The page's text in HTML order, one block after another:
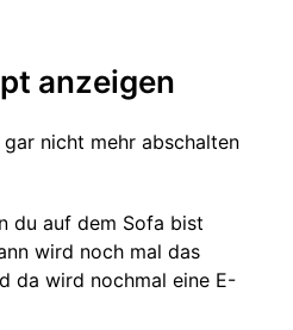
anzeigen
nicht mehr abschalten
du auf dem Sofa bist
wird noch mal das
da wird nochmal eine E-